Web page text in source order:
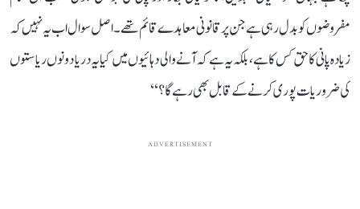
مفروضوں کو بدل رہی ہے جن پر قانونی معاہدے قائم تھے۔ اصل سوال اب یہ نہیں کہ
زیادہ پانی کا حق کس کا ہے، بلکہ یہ ہے کہ آنے والی دہائیوں میں کیا یہ دریا دونوں ریاستوں
کی ضروریات پوری کرنے کے قابل بھی رہے گا؟‘‘
ADVERTISEMENT